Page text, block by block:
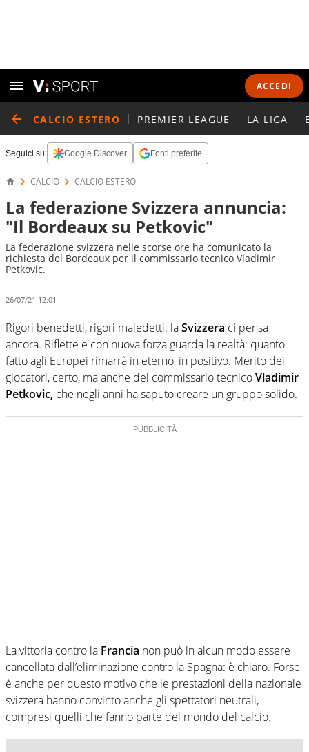
ACCEDI
CALCIO ESTERO PREMIER LEAGUE LA LIGA
Seguici su: Google Discover Fonti preferite
CALCIO CALCIO ESTERO
La federazione Svizzera annuncia:
"Il Bordeaux su Petkovic"
La federazione svizzera nelle scorse ore ha comunicato la
richiesta del Bordeaux per il commissario tecnico Vladimir
Petkovic.
26/07/21 12:01
Rigori benedetti, rigori maledetti: laSvizzera ci pensa
ancora. Riflette e con nuova forza guarda la realtà: quanto
fatto agli Europei rimarrà in eterno, in positivo. Merito dei
giocatori, certo, ma anche del commissario tecnicoVladimir
Petkovic, che negli anni ha saputo creare un gruppo solido.
La vittoria contro la Francia non può in alcun modo essere
cancellata dall’eliminazione contro la Spagna: è chiaro. Forse
è anche per questo motivo che le prestazioni della nazionale
svizzera hanno convinto anche gli spettatori neutrali,
compresi quelli che fanno parte del mondo del calcio.